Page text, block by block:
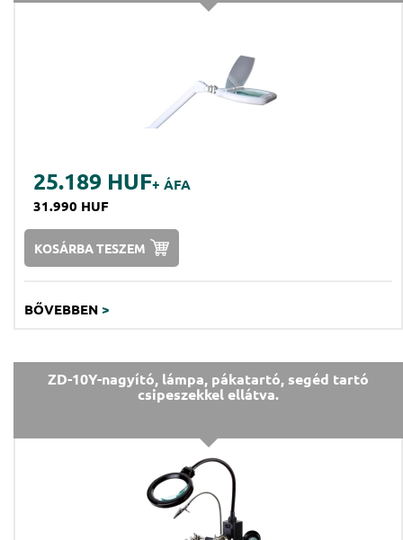
25.189 HUF+ ÁFA
31.990 HUF
KOSÁRBA TESZEM
BŐVEBBEN >
ZD-10Y-nagyító, lámpa, pákatartó, segéd tartó
csipeszekkel ellátva.